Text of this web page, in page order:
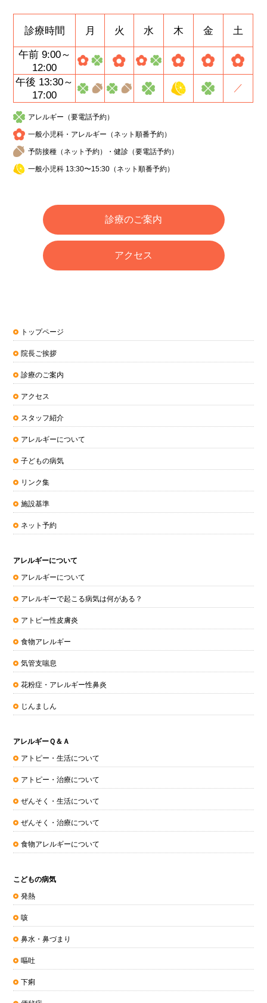
診療時間 月 火 水 木 金
土
午前 9:00～
12:00
午後 13:30～
17:00
／
アレルギー（要電話予約）
一般小児科・アレルギー（ネット順番予約）
予防接種（ネット予約）・健診（要電話予約）
一般小児科 13:30〜15:30（ネット順番予約）
診療のご案内
アクセス
トップページ
院長ご挨拶
診療のご案内
アクセス
スタッフ紹介
アレルギーについて
子どもの病気
リンク集
施設基準
ネット予約
アレルギーについて
アレルギーについて
アレルギーで起こる病気は何がある？
アトピー性皮膚炎
食物アレルギー
気管支喘息
花粉症・アレルギー性鼻炎
じんましん
アレルギーＱ＆Ａ
アトピー・生活について
アトピー・治療について
ぜんそく・生活について
ぜんそく・治療について
食物アレルギーについて
こどもの病気
発熱
咳
鼻水・鼻づまり
嘔吐
下痢